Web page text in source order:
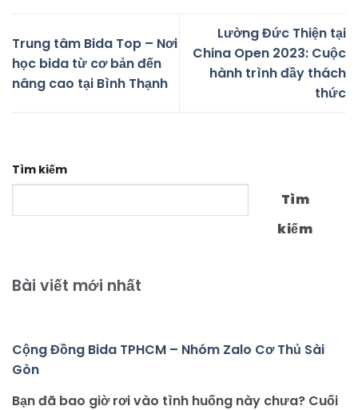
Trung tâm Bida Top – Nơi
học bida từ cơ bản đến
nâng cao tại Bình Thạnh
Lường Đức Thiện tại
China Open 2023: Cuộc
hành trình đầy thách
thức
Tìm kiếm
Tìm
kiếm
Bài viết mới nhất
Cộng Đồng Bida TPHCM – Nhóm Zalo Cơ Thủ Sài
Gòn
Bạn đã bao giờ rơi vào tình huống này chưa? Cuối